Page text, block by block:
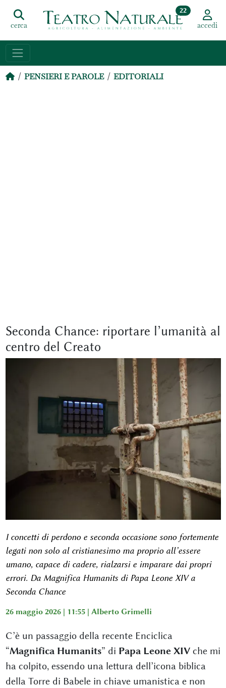
cerca
22
accedi
PENSIERI E PAROLE EDITORIALI
Seconda Chance: riportare l’umanità al
centro del Creato
I concetti di perdono e seconda occasione sono fortemente
legati non solo al cristianesimo ma proprio all’essere
umano, capace di cadere, rialzarsi e imparare dai propri
errori. Da Magnifica Humanits di Papa Leone XIV a
Seconda Chance
26 maggio 2026 | 11:55 | Alberto Grimelli
C’è un passaggio della recente Enciclica
“Magnifica Humanits” di Papa Leone XIVche mi
ha colpito, essendo una lettura dell’icona biblica
della Torre di Babele in chiave umanistica e non